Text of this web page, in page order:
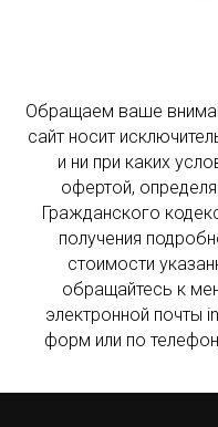
Обращаем ваше
сайт носит
и ни при каких
офертой,
Гражданского
получения
стоимости
обращайтесь к
электронной почты
форм или по